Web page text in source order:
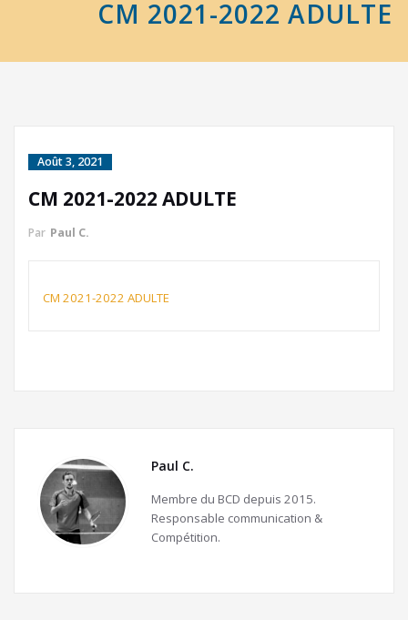
CM 2021-2022 ADULTE
Août 3, 2021
CM 2021-2022 ADULTE
Par Paul C.
CM 2021-2022 ADULTE
Paul C.
Membre du BCD depuis 2015.
Responsable communication &
Compétition.